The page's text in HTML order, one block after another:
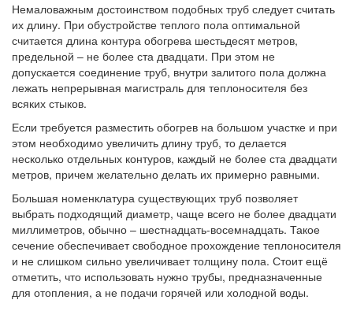
Немаловажным достоинством подобных труб следует считать
их длину. При обустройстве теплого пола оптимальной
считается длина контура обогрева шестьдесят метров,
предельной – не более ста двадцати. При этом не
допускается соединение труб, внутри залитого пола должна
лежать непрерывная магистраль для теплоносителя без
всяких стыков.
Если требуется разместить обогрев на большом участке и при
этом необходимо увеличить длину труб, то делается
несколько отдельных контуров, каждый не более ста двадцати
метров, причем желательно делать их примерно равными.
Большая номенклатура существующих труб позволяет
выбрать подходящий диаметр, чаще всего не более двадцати
миллиметров, обычно – шестнадцать-восемнадцать. Такое
сечение обеспечивает свободное прохождение теплоносителя
и не слишком сильно увеличивает толщину пола. Стоит ещё
отметить, что использовать нужно трубы, предназначенные
для отопления, а не подачи горячей или холодной воды.